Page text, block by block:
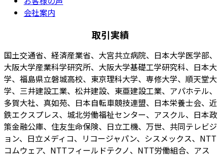
会社案内
取引実績
国土交通省、経済産業省、大宮共立病院、日本大学医学部、
大阪大学産業科学研究所、大阪大学基礎工学研究科、日本大
学、福島県立磐城高校、東京理科大学、専修大学、順天堂大
学、三井建設工業、松井建設、東亜建設工業、アパホテル、
多賀大社、真如苑、日本自転車競技連盟、日本栄養士会、近
鉄エクスプレス、城北労働福祉センター、アスクル、日本政
策金融公庫、住友生命保険、日立工機、万世、共同テレビジ
ョン、日立メディコ、リコージャパン、シスメックス、NTT
コムウェア、NTTフィールドテクノ、NTT労働組合、アス